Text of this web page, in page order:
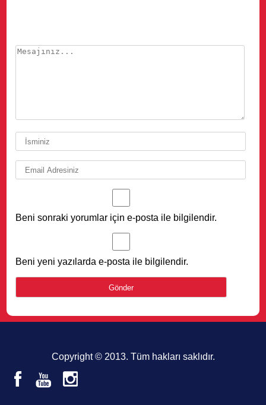
Beni sonraki yorumlar için e-posta ile bilgilendir.
Beni yeni yazılarda e-posta ile bilgilendir.
Copyright © 2013. Tüm hakları saklıdır.